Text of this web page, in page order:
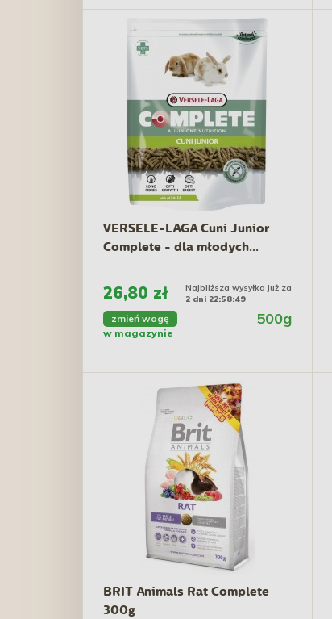
VERSELE-LAGA Cuni Junior
Complete - dla młodych...
26,80 zł
Najbliższa wysyłka już za
2 dni 22:58:48
zmień wagę 500g
w magazynie
BRIT Animals Rat Complete
300g